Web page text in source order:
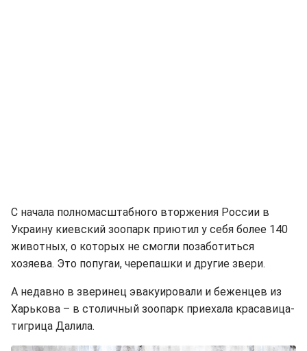
С начала полномасштабного вторжения России в
Украину киевский зоопарк приютил у себя более 140
животных, о которых не смогли позаботиться
хозяева. Это попугаи, черепашки и другие звери.
А недавно в зверинец эвакуировали и беженцев из
Харькова – в столичный зоопарк приехала красавица-
тигрица Далила.